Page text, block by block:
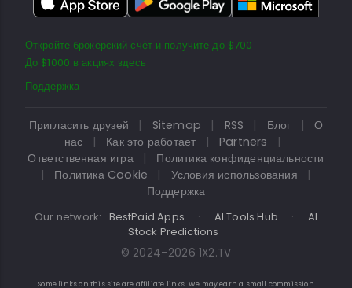
Откройте брокерский счёт и получите до $700
До $1000 в акциях здесь
Поддержка
Пригласить друзей | Sitemap | RSS | Блог |
О
нас
| Как это работает | Partners
|
Ответственная игра
|
Политика конфиденциальности
|
Политика Cookie | Условия использования
|
Поддержка
Our network: BestPaid Apps · AI Tools Hub ·
AI
Stock Predictions
© 2024–2026 1X2.TV
Some links on this site are affiliate links. We may earn a small commission